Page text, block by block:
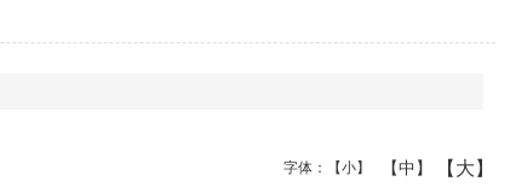
字体： 【小】 【中】 【大】